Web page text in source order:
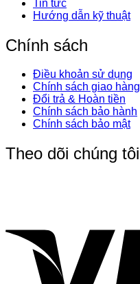
Tin tức
Hướng dẫn kỹ thuật
Chính sách
Điều khoản sử dụng
Chính sách giao hàng
Đổi trả & Hoàn tiền
Chính sách bảo hành
Chính sách bảo mật
Theo dõi chúng tôi